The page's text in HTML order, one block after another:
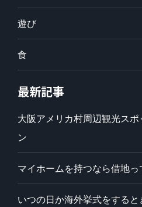
遊び
食
最新記事
大阪アメリカ村周辺観光ス
ン
マイホームを持つなら借地
いつの日か海外挙式をすると